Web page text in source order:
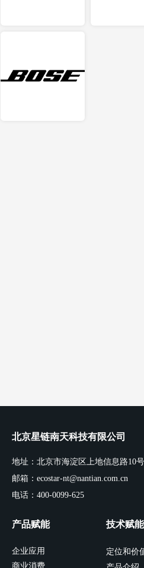
产品赋能
企业应用
商业消费
技术赋能
定位和价
北京星链南天科技有限公司
地址：北京市海淀区上地信息路10
邮箱：ecostar-nt@nantian.com.cn
电话：400-0099-625